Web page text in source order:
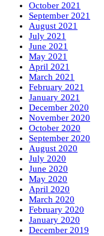
October 2021
September 2021
August 2021
July 2021
June 2021
May 2021
April 2021
March 2021
February 2021
January 2021
December 2020
November 2020
October 2020
September 2020
August 2020
July 2020
June 2020
May 2020
April 2020
March 2020
February 2020
January 2020
December 2019